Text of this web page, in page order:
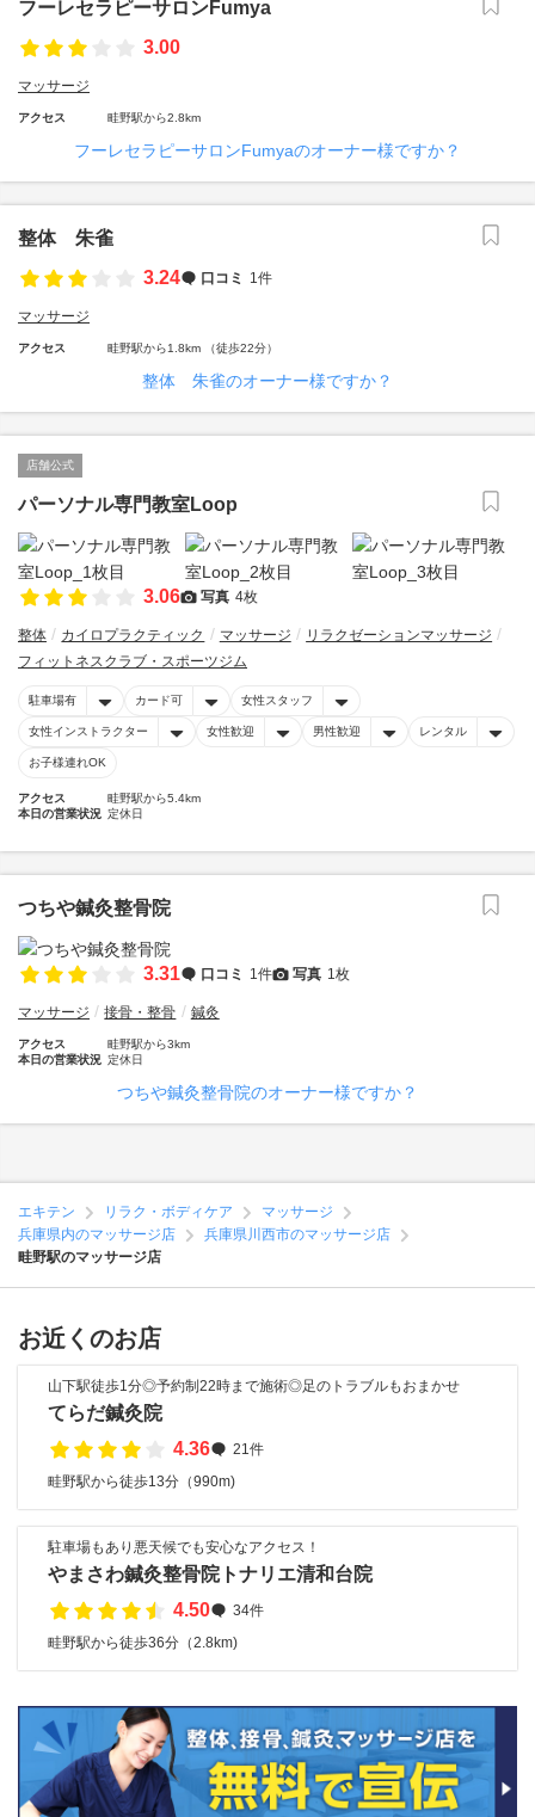
フーレセラピーサロンFumya
3.00
マッサージ
アクセス 畦野駅から2.8km
フーレセラピーサロンFumyaのオーナー様ですか？
整体 朱雀
3.24
口コミ 1件
マッサージ
アクセス 畦野駅から1.8km （徒歩22分）
整体 朱雀のオーナー様ですか？
店舗公式
パーソナル専門教室Loop
3.06 写真 4枚
整体 カイロプラクティック マッサージ
リラクゼーションマッサージ
フィットネスクラブ・スポーツジム
駐車場有 カード可 女性スタッフ
女性インストラクター 女性歓迎 男性歓迎 レンタル
お子様連れOK
アクセス
畦野駅から5.4km
本日の営業状況 定休日
つちや鍼灸整骨院
3.31 口コミ 1件 写真 1枚
マッサージ 接骨・整骨 鍼灸
アクセス
畦野駅から3km
本日の営業状況 定休日
つちや鍼灸整骨院のオーナー様ですか？
エキテン リラク・ボディケア
マッサージ
兵庫県内のマッサージ店
兵庫県川西市のマッサージ店
畦野駅のマッサージ店
お近くのお店
山下駅徒歩1分◎予約制22時まで施術◎足のトラブルもおまかせ
てらだ鍼灸院
4.36
21件
畦野駅から徒歩13分（990m)
駐車場もあり悪天候でも安心なアクセス！
やまさわ鍼灸整骨院トナリエ清和台院
4.50
34件
畦野駅から徒歩36分（2.8km)